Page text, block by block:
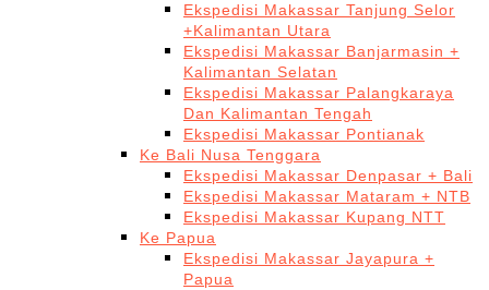
Ekspedisi Makassar Tanjung Selor
+Kalimantan Utara
Ekspedisi Makassar Banjarmasin +
Kalimantan Selatan
Ekspedisi Makassar Palangkaraya
Dan Kalimantan Tengah
Ekspedisi Makassar Pontianak
Ke Bali Nusa Tenggara
Ekspedisi Makassar Denpasar + Bali
Ekspedisi Makassar Mataram + NTB
Ekspedisi Makassar Kupang NTT
Ke Papua
Ekspedisi Makassar Jayapura +
Papua